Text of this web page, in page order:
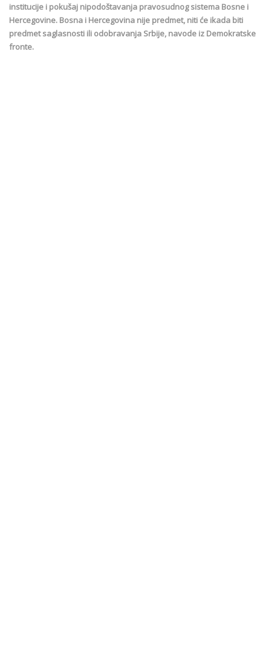
institucije i pokušaj nipodoštavanja pravosudnog sistema Bosne i
Hercegovine. Bosna i Hercegovina nije predmet, niti će ikada biti
predmet saglasnosti ili odobravanja Srbije, navode iz Demokratske
fronte.